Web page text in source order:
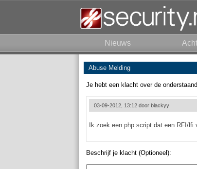
Nieuws
Abuse Melding
Je hebt een klacht over de
03-09-2012, 13:12 door blackyy
Ik zoek een php script dat een RFI/
Beschrijf je klacht (Optioneel):